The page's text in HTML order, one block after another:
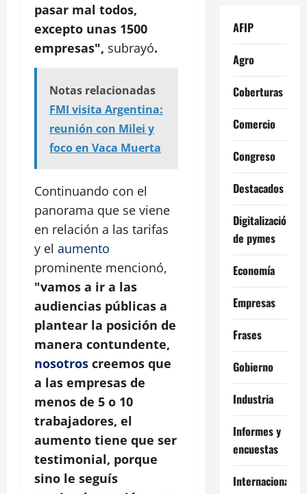
pasar mal todos,
excepto unas 1500
empresas", subrayó.
Notas relacionadas
FMI visita Argentina:
reunión con Milei y
foco en Vaca Muerta
Continuando con el
panorama que se viene
en relación a las tarifas
y el aumento
prominente mencionó,
"vamos a ir a las
audiencias públicas a
plantear la posición de
manera contundente,
nosotros creemos que
a las empresas de
menos de 5 o 10
trabajadores, el
aumento tiene que ser
testimonial, porque
sino le seguís
AFIP
Agro
Coberturas
Comercio
Congreso
Destacados
Digitalización
de pymes
Economía
Empresas
Frases
Gobierno
Industria
Informes y
encuestas
Internacional